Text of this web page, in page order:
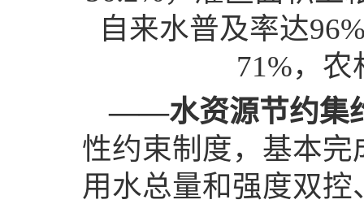
自来水普及率达
71%，
——水资源节约集
性约束制度，基本
用水总量和强度双